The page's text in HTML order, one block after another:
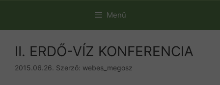
Menü
II. ERDŐ-VÍZ KONFERENCIA
2015.06.26. Szerző: webes_megosz